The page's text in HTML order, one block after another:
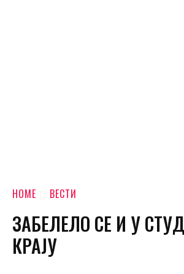
HOME ВЕСТИ
ЗАБЕЛЕЛО СЕ И У
КРАЈУ